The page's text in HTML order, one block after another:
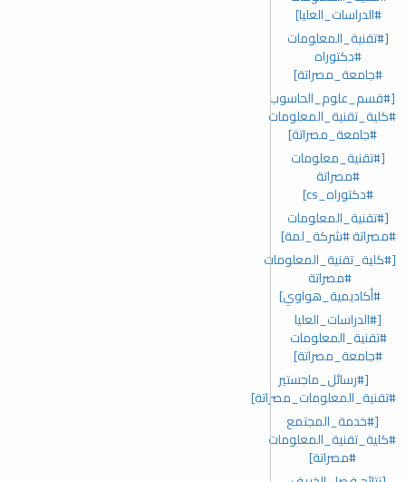
#الدراسات_العليا]
[#تقنية_المعلومات
#دكتوراه
#جامعة_مصراتة]
[#قسم_علوم_الحاسوب
#كلية_تقنية_المعلومات
#جامعة_مصراتة]
[#تقنية_معلومات
#مصراتة
#دكتوراه_cs]
[#تقنية_المعلومات
#مصراتة #شركة_لمة]
[#كلية_تقنية_المعلومات
#مصراتة
#أكاديمية_هواوي]
[#الدراسات_العليا
#تقنية_المعلومات
#جامعة_مصراتة]
[#رسائل_ماجستير
#تقنية_المعلومات_مصراتة]
[#خدمة_المجتمع
#كلية_تقنية_المعلومات
#مصراتة]